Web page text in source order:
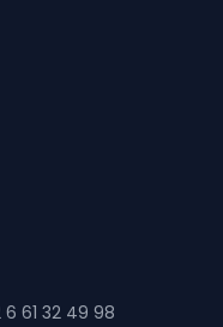
6 61 32 49 98